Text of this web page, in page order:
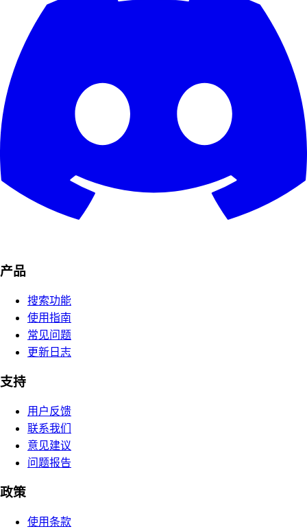
产品
搜索功能
使用指南
常见问题
更新日志
支持
用户反馈
联系我们
意见建议
问题报告
政策
使用条款